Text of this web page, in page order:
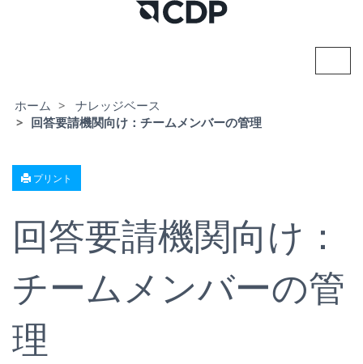
ビ
ホーム
ナレッジベース
回答要請機関向け：チームメンバーの管理
プリント
回答要請機関向け：
チームメンバーの管
理